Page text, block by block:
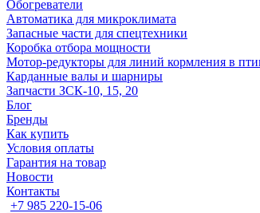
Обогреватели
Автоматика для микроклимата
Запасные части для спецтехники
Коробка отбора мощности
Мотор-редукторы для линий кормления в
Карданные валы и шарниры
Запчасти ЗСК-10, 15, 20
Блог
Бренды
Как купить
Условия оплаты
Гарантия на товар
Новости
Контакты
+7 985 220-15-06